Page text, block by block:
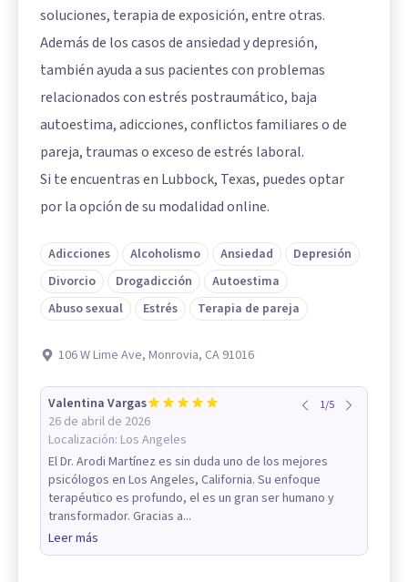
soluciones, terapia de exposición, entre otras.
Además de los casos de ansiedad y depresión,
también ayuda a sus pacientes con problemas
relacionados con estrés postraumático, baja
autoestima, adicciones, conflictos familiares o de
pareja, traumas o exceso de estrés laboral.
Si te encuentras en Lubbock, Texas, puedes optar
por la opción de su modalidad online.
Adicciones Alcoholismo Ansiedad
Depresión
Divorcio
Drogadicción
Autoestima
Abuso sexual
Estrés Terapia de pareja
106 W Lime Ave, Monrovia, CA 91016
Valentina Vargas
26 de abril de 2026
Localización: Los Angeles
1/5
El Dr. Arodi Martínez es sin duda uno de los mejores
psicólogos en Los Angeles, California. Su enfoque
terapéutico es profundo, el es un gran ser humano y
transformador. Gracias a...
Leer más